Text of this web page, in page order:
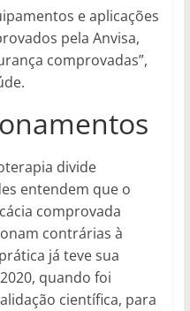
e aplicações
pela Anvisa,
comprovadas”,
divide
entendem que o
comprovada
contrárias à
já teve sua
quando foi
científica, para